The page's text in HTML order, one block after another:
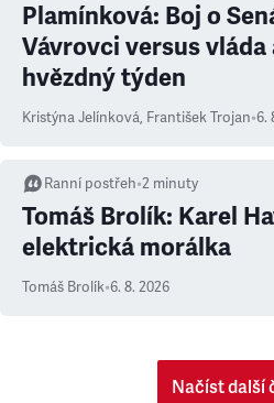
Plamínková: Boj o
Vávrovci versus vláda
hvězdný týden
Kristýna Jelínková, František Trojan•6.
Ranní postřeh•2 minuty
Tomáš Brolík: Karel
elektrická morálka
Tomáš Brolík•6. 8. 2026
Načíst další